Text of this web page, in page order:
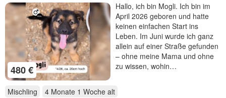
480 €
Hallo, ich bin Mogli. Ich bin im
April 2026 geboren und hatte
keinen einfachen Start ins
Leben. Im Juni wurde ich ganz
allein auf einer Straße gefunden
– ohne meine Mama und ohne
zu wissen, wohin…
Mischling 4 Monate 1 Woche alt